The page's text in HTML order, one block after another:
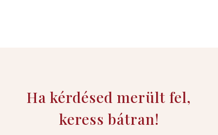
Ha kérdésed merült fel,
keress bátran!